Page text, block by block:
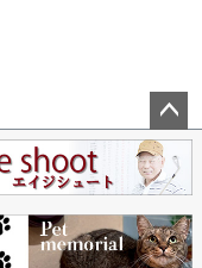
ペー
ジト
ップ
へ